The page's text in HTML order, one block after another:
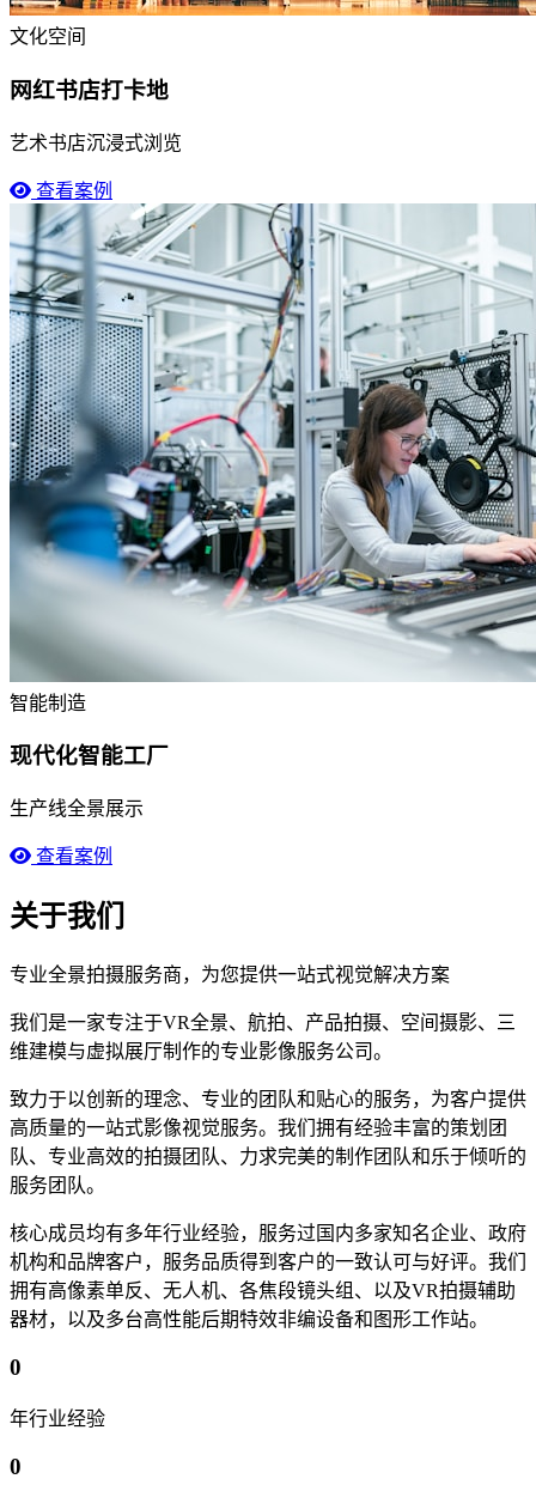
文化空间
网红书店打卡地
艺术书店沉浸式浏览
查看案例
智能制造
现代化智能工厂
生产线全景展示
查看案例
关于我们
专业全景拍摄服务商，为您提供一站式视觉解决方案
我们是一家专注于VR全景、航拍、产品拍摄、空间摄影、三
维建模与虚拟展厅制作的专业影像服务公司。
致力于以创新的理念、专业的团队和贴心的服务，为客户提供
高质量的一站式影像视觉服务。我们拥有经验丰富的策划团
队、专业高效的拍摄团队、力求完美的制作团队和乐于倾听的
服务团队。
核心成员均有多年行业经验，服务过国内多家知名企业、政府
机构和品牌客户，服务品质得到客户的一致认可与好评。我们
拥有高像素单反、无人机、各焦段镜头组、以及VR拍摄辅助
器材，以及多台高性能后期特效非编设备和图形工作站。
0
年行业经验
0